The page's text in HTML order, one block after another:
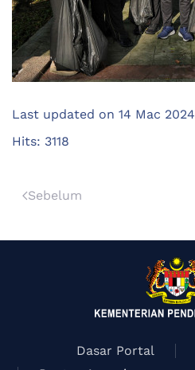
Last updated on 14 Mac 2024
Hits: 3118
Sebelum
Dasar Portal